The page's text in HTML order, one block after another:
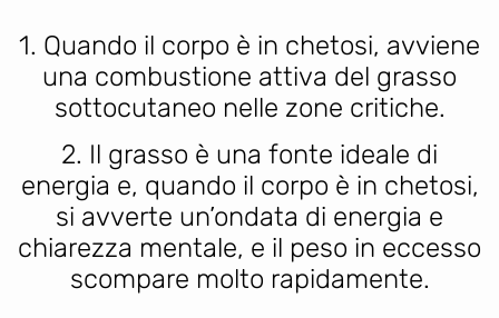
1. Quando il corpo è in chetosi, avviene
una combustione attiva del grasso
sottocutaneo nelle zone critiche.
2. Il grasso è una fonte ideale di
energia e, quando il corpo è in chetosi,
si avverte un’ondata di energia e
chiarezza mentale, e il peso in eccesso
scompare molto rapidamente.